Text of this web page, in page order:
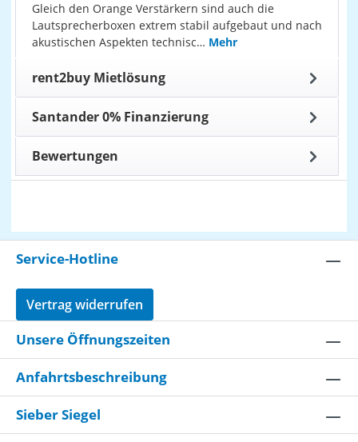
Gleich den Orange Verstärkern sind auch die
Lautsprecherboxen extrem stabil aufgebaut und nach
akustischen Aspekten technisc… Mehr
rent2buy Mietlösung
Santander 0% Finanzierung
Bewertungen
Service-Hotline
Vertrag widerrufen
Unsere Öffnungszeiten
Anfahrtsbeschreibung
Sieber Siegel